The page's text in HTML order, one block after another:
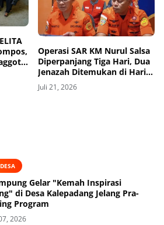
Operasi SAR KM Nurul Salsa
Diperpanjang Tiga Hari, Dua
Jenazah Ditemukan di Hari
Ketujuh
Juli 21, 2026
Gelar "Kemah Inspirasi
di Desa Kalepadang Jelang Pra-
Program
2026